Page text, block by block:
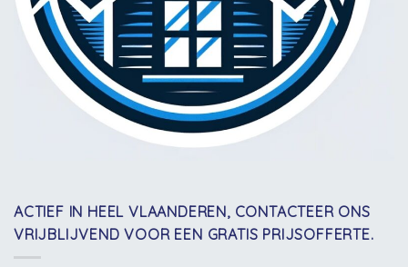
ACTIEF IN HEEL VLAANDEREN, CONTACTEER ONS
VRIJBLIJVEND VOOR EEN GRATIS PRIJSOFFERTE.